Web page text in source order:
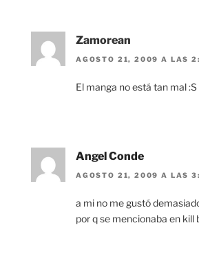
Zamorean
AGOSTO 21, 2009 A LAS
El manga no está tan mal :S
Angel Conde
AGOSTO 21, 2009 A LAS
a mi no me gustó
por q se mencionaba en kill